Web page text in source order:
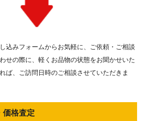
込みフォームからお気軽に、ご依頼・ご相談
せの際に、軽くお品物の状態をお聞かせいた
ば、ご訪問日時のご相談させていただきま
格査定